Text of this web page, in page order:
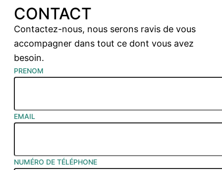
CONTACT
Contactez-nous, nous serons ravis de vous
accompagner dans tout ce dont vous avez
besoin.
PRENOM
EMAIL
NUMÉRO DE TÉLÉPHONE